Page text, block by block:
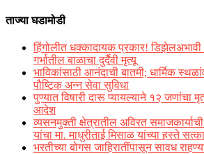
ताज्या घडामोडी
हिंगोलीत धक्कादायक प्रकार! डिझेलअभावी
गर्भातील बाळाचा दुर्दैवी मृत्यू
भाविकांसाठी आनंदाची बातमी; धार्मिक
पौष्टिक अन्न सेवा सुविधा
पुण्यात विषारी दारू प्यायल्याने १२ जणांचा
आदेश
व्यसनमुक्ती क्षेत्रातील अविरत
यांचा मा. माधुरीताई मिसाळ यांच्या हस्ते
भरतीच्या बोगस जाहिरातींपासून सावध